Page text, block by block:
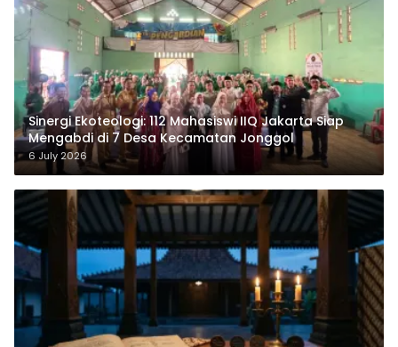
‎Sinergi Ekoteologi: 112 Mahasiswi IIQ Jakarta Siap
Mengabdi di 7 Desa Kecamatan Jonggol
6 July 2026